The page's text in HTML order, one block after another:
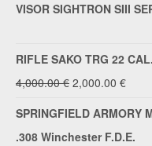
VISOR SIGHTRON SIII
RIFLE SAKO TRG 22
4,000.00€ El
precio
original
2,000.00 €El
actual
SPRINGFIELD
.308 Winchester F.D.E.